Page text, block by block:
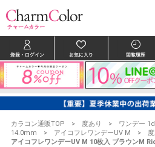
カラコン通販TOP 度あり ワンデー
14.0mm
アイコフレワンデーUV M
アイコフレワンデーUV M 10枚入 ブラウンM